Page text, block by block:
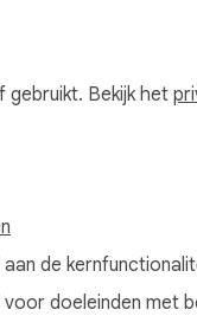
gebruikt. Bekijk het
de
doeleinden met